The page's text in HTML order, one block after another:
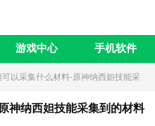
游戏中心 手机软件
以采集什么材料-原神纳西妲技能采
神纳西妲技能采集到的材料